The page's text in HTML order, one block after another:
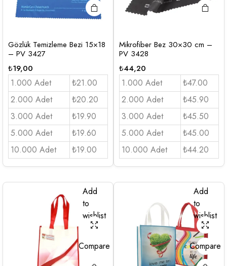
Gözlük Temizleme Bezi 15×18
– PV 3427
₺19,00
1.000 Adet
₺21.00
2.000 Adet
₺20.20
3.000 Adet
₺19.90
5.000 Adet
₺19.60
10.000 Adet
₺19.00
Mikrofiber Bez 30×30 cm –
PV 3428
₺44,20
1.000 Adet
₺47.00
2.000 Adet
₺45.90
3.000 Adet
₺45.50
5.000 Adet
₺45.00
10.000 Adet
₺44.20
Add
to
wishlist
Compare
Add
to
wishlist
Compare